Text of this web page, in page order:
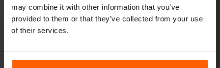
may combine it with other information that you’ve
provided to them or that they’ve collected from your use
of their services.
アクティベーション